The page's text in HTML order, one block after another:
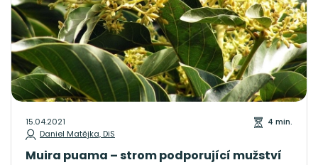
15.04.2021
Daniel Matějka, DiS
4 min.
Muira puama – strom podporující mužství